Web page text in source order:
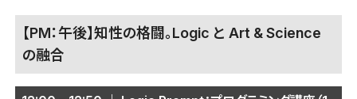
【PM：午後】知性の格闘。Logic と Art & Science
の融合